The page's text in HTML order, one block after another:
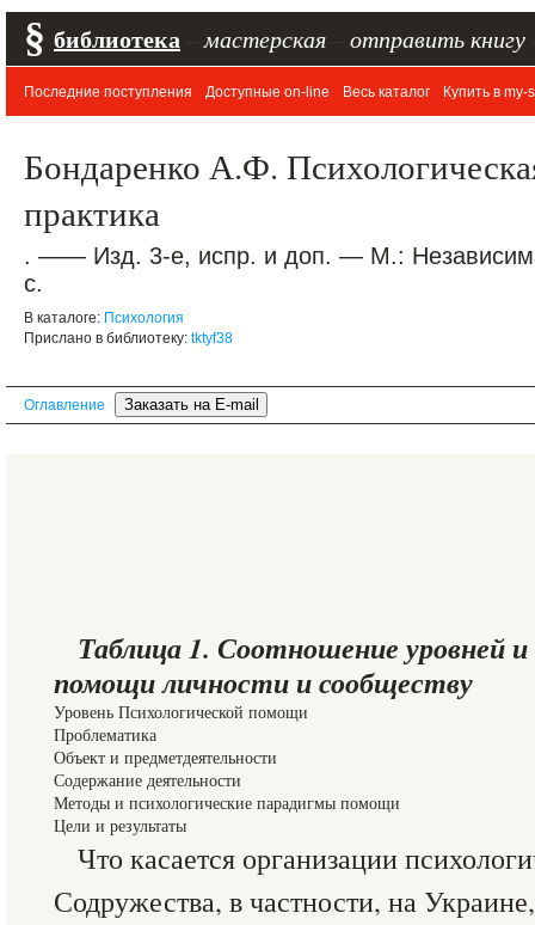
§ библиотека мастерская отправить книгу
Последние поступления Доступные on-line Весь каталог Купить в my-
Бондаренко А.Ф.
практика
. —— Изд. 3-е, испр. и доп. — М.:
с.
В каталоге: Психология
Прислано в библиотеку: tktyf38
Оглавление
Таблица 1. Соотношение уровней
помощи личности и сообществу
Уровень Психологической помощи
Проблематика
Объект и предметдеятельности
Содержание деятельности
Методы и психологические парадигмы помощи
Цели и результаты
Что касается организации
Содружества, в частности, на